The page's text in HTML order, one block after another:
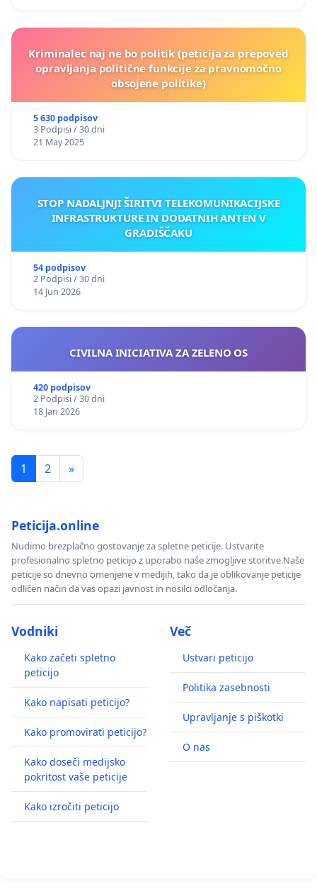
Kriminalec naj ne bo politik (peticija za prepoved
opravljanja politične funkcije za pravnomočno
obsojene politike)
5 630 podpisov
3 Podpisi / 30 dni
21 May 2025
STOP NADALJNJI ŠIRITVI TELEKOMUNIKACIJSKE
INFRASTRUKTURE IN DODATNIH ANTEN V
GRADIŠČAKU
54 podpisov
2 Podpisi / 30 dni
14 Jun 2026
CIVILNA INICIATIVA ZA ZELENO OS
420 podpisov
2 Podpisi / 30 dni
18 Jan 2026
1 2 »
Peticija.online
Nudimo brezplačno gostovanje za spletne peticije. Ustvarite
profesionalno spletno peticijo z uporabo naše zmogljive storitve.Naše
peticije so dnevno omenjene v medijih, tako da je oblikovanje peticije
odličen način da vas opazi javnost in nosilci odločanja.
Vodniki
Kako začeti spletno
peticijo
Kako napisati peticijo?
Kako promovirati peticijo?
Kako doseči medijsko
pokritost vaše peticije
Kako izročiti peticijo
Več
Ustvari peticijo
Politika zasebnosti
Upravljanje s piškotki
O nas